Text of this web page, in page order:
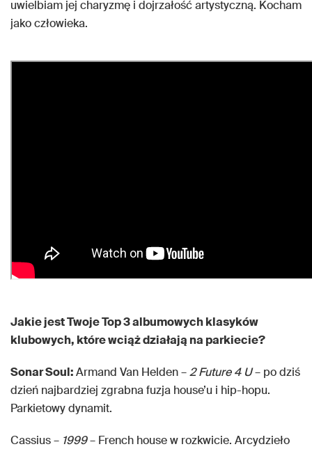
uwielbiam jej charyzmę i dojrzałość artystyczną. Kocham
jako człowieka.
Jakie jest Twoje Top 3 albumowych klasyków
klubowych, które wciąż działają na parkiecie?
Sonar Soul:Armand Van Helden –2 Future 4 U– po dziś
dzień najbardziej zgrabna fuzja house’u i hip-hopu.
Parkietowy dynamit.
Cassius – 1999– French house w rozkwicie. Arcydzieło